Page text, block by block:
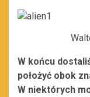
W końcu
położyć obok
W niektórych